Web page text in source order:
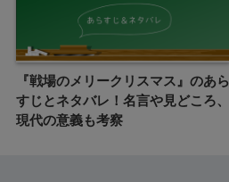
『戦場のメリークリスマス』のあら
すじとネタバレ！名言や見どころ、
現代の意義も考察